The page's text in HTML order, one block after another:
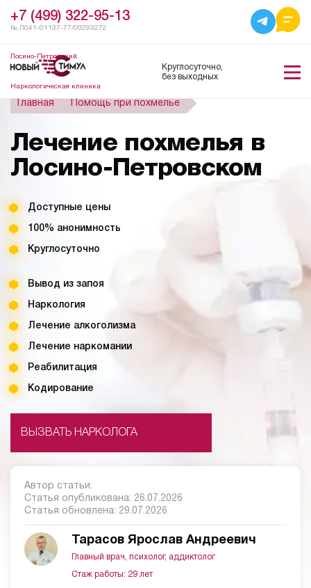
+7 (499) 322-95-13
№ Л041-01137-77/00293272
Лосино-Петровский
Наркологическая клиника
Круглосуточно,
без выходных
Главная Помощь при похмелье
Лечение похмелья в
Лосино-Петровском
Доступные цены
100% анонимность
Круглосуточно
Вывод из запоя
Наркология
Лечение алкоголизма
Лечение наркомании
Реабилитация
Кодирование
ВЫЗВАТЬ НАРКОЛОГА
Автор статьи:
Статья опубликована: 26.07.2026
Статья обновлена: 29.07.2026
Тарасов Ярослав Андреевич
Главный врач, психолог, аддиктолог
Стаж работы: 29 лет